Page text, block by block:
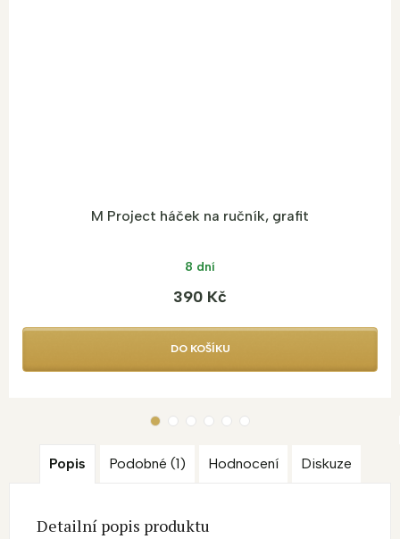
M Project háček na ručník, grafit
8 dní
390 Kč
DO KOŠÍKU
Popis Podobné (1) Hodnocení Diskuze
Detailní popis produktu